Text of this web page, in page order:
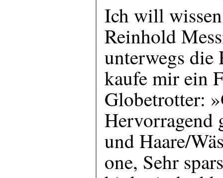
Ich will
Reinhold
unterwegs die
kaufe mir ein
Globetrotter:
Hervorragend
und Haare/
one, Sehr